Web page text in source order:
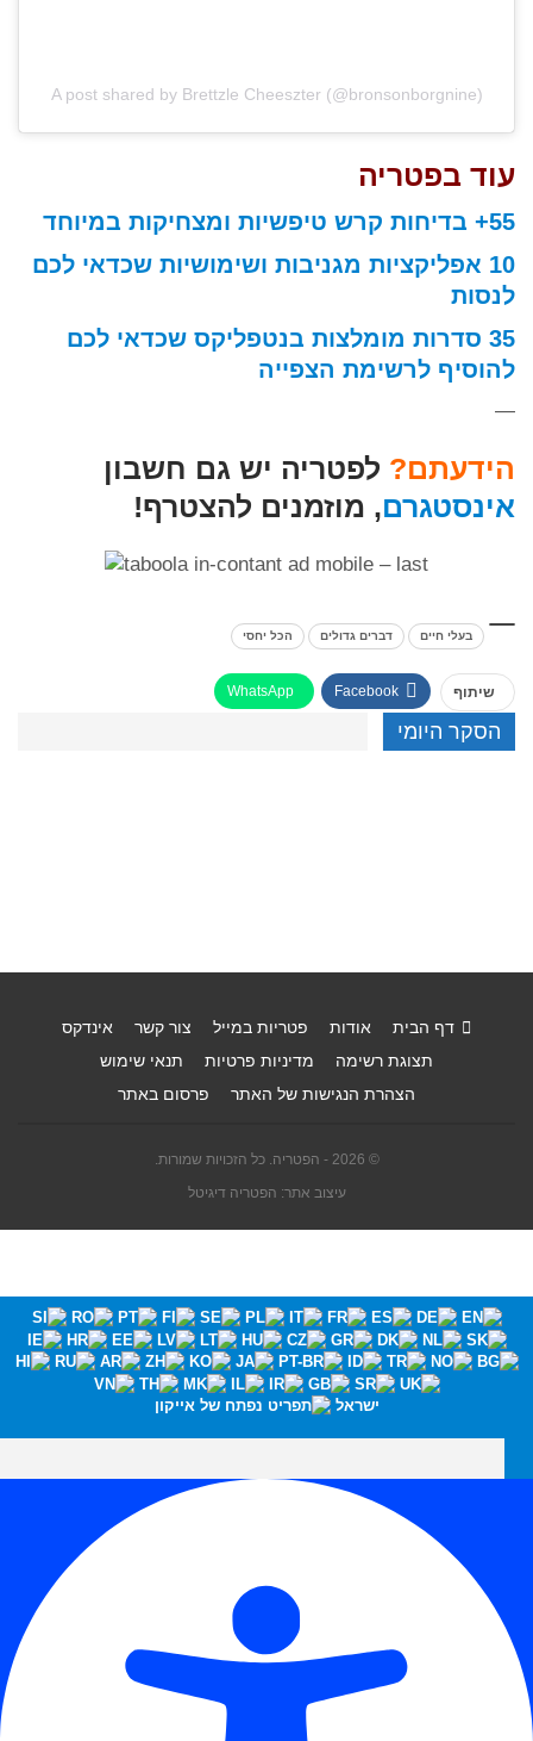
A post shared by Brettzle Cheeszter (@bronsonborgnine)
עוד בפטריה
55+ בדיחות קרש טיפשיות ומצחיקות במיוחד
10 אפליקציות מגניבות ושימושיות שכדאי לכם
לנסות
35 סדרות מומלצות בנטפליקס שכדאי לכם
להוסיף לרשימת הצפייה
—
הידעתם? לפטריה יש גם חשבון
אינסטגרם, מוזמנים להצטרף!
בעלי חיים דברים גדולים הכל יחסי
שיתוף Facebook
WhatsApp
הסקר היומי
דף הבית אודות פטריות במייל צור קשר
אינדקס
תצוגת רשימה
מדיניות פרטיות
תנאי שימוש
הצהרת הנגישות של האתר
פרסום באתר
© 2026 - הפטריה. כל הזכויות שמורות.
עיצוב אתר: הפטריה דיגיטל
ישראל